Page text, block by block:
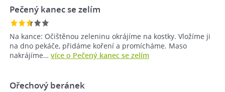
Pečený kanec se zelím
Na kance: Očištěnou zeleninu okrájíme na kostky. Vložíme ji
na dno pekáče, přidáme koření a promícháme. Maso
nakrájíme… více o Pečený kanec se zelím
Ořechový beránek